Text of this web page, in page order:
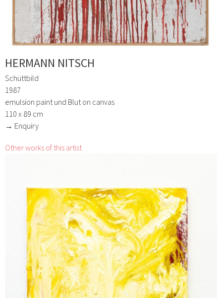
HERMANN NITSCH
Schüttbild
1987
emulsion paint und Blut on canvas
110 x 89 cm
→ Enquiry
Other works of this artist